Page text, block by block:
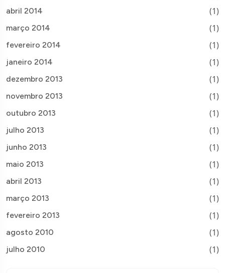
abril 2014 (1)
março 2014 (1)
fevereiro 2014 (1)
janeiro 2014 (1)
dezembro 2013 (1)
novembro 2013 (1)
outubro 2013 (1)
julho 2013 (1)
junho 2013 (1)
maio 2013 (1)
abril 2013 (1)
março 2013 (1)
fevereiro 2013 (1)
agosto 2010 (1)
julho 2010 (1)